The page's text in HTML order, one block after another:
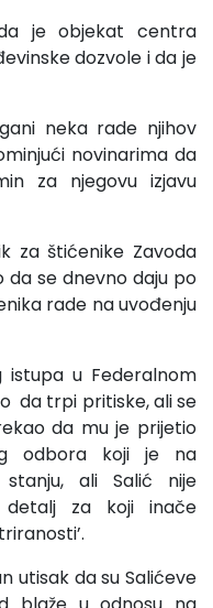
je objekat centra
dozvole i da je
neka rade njihov
novinarima da
za njegovu izjavu
za štićenike Zavoda
da se dnevno daju po
rade na uvođenju
istupa u Federalnom
da trpi pritiske, ali se
da mu je prijetio
odbora koji je na
ali Salić nije
detalj za koji inače
utisak da su Salićeve